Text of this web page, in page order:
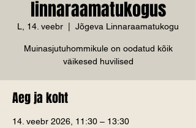
linnaraamatukogus
L, 14. veebr Jõgeva Linnaraamatukogu
Muinasjutuhommikule on oodatud kõik
väikesed huvilised
Aeg ja koht
14. veebr 2026, 11:30 – 13:30